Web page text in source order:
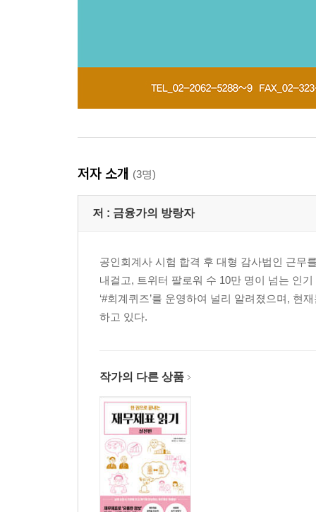
저자 소개 (3명)
저 : 금융가의 방랑자
공인회계사 시험 합격 후 대형 감사법인 근무
내걸고, 트위터 팔로워 수 10만 명이 넘는 인
‘#회계퀴즈’를 운영하여 널리 알려졌으며, 현
하고 있다.
작가의 다른 상품